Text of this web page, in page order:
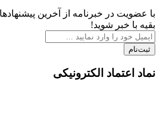
با عضویت در خبرنامه از آخرین
بقیه با خبر شوید!
ثبت‌نام
نماد اعتماد الکترونیکی